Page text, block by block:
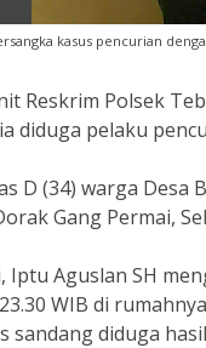
kasus pencurian
Reskrim Polsek
diduga pelaku
D (34) warga
Gang Permai,
Aguslan SH
WIB di
sandang diduga